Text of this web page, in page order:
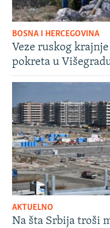
BOSNA I HERCEGOVINA
Veze ruskog
pokreta u
AKTUELNO
Na šta Srbija troši